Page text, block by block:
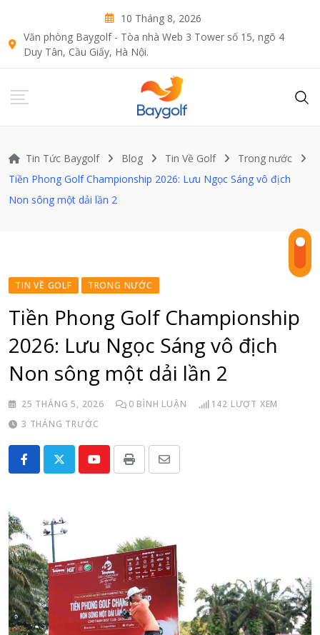
content
10 Tháng 8, 2026
Văn phòng Baygolf - Tòa nhà Web 3 Tower số 15, ngõ 4
Duy Tân, Cầu Giấy, Hà Nội.
Tin Tức Baygolf Blog Tin Về Golf
Trong nước
Tiền Phong Golf Championship 2026: Lưu Ngọc Sáng vô địch
Non sông một dải lần 2
TIN VỀ GOLF TRONG NƯỚC
Tiền Phong Golf Championship
2026: Lưu Ngọc Sáng vô địch
Non sông một dải lần 2
25 THÁNG 5, 2026 0 BÌNH LUẬN 142 LƯỢT XEM
3 THÁNG TRƯỚC
YoutubePrint
Share